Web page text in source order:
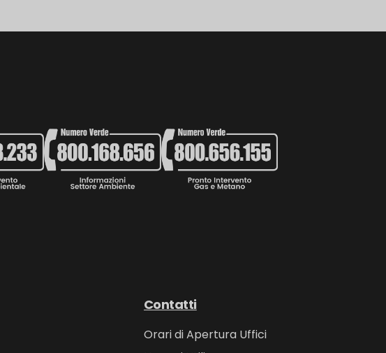
Contatti
Orari di Apertura Uffici